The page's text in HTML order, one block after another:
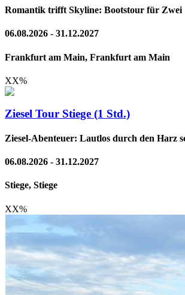
Romantik trifft Skyline: Bootstour für Zwei
06.08.2026 - 31.12.2027
Frankfurt am Main, Frankfurt am Main
XX%
Ziesel Tour Stiege (1 Std.)
Ziesel-Abenteuer: Lautlos durch den Harz
06.08.2026 - 31.12.2027
Stiege, Stiege
XX%